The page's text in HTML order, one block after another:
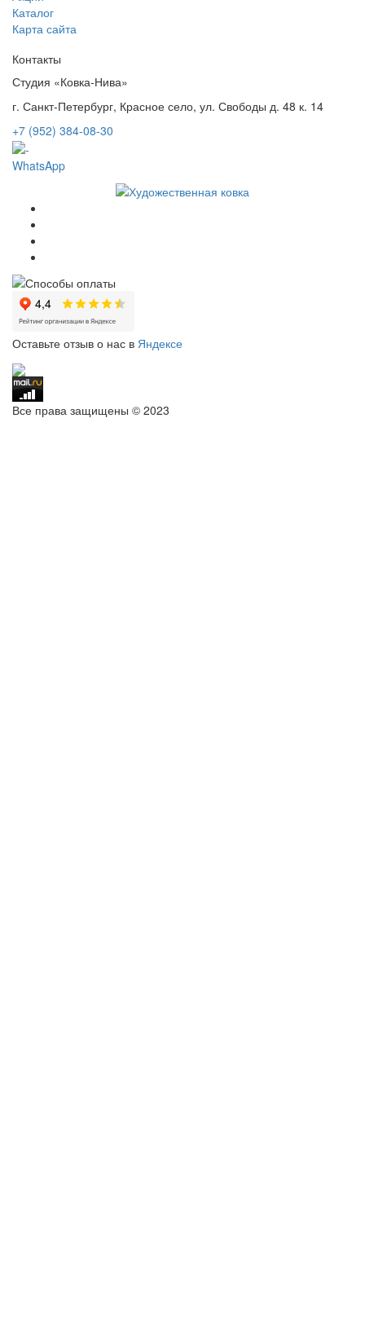
Каталог
Карта сайта
Контакты
Студия «Ковка-Нива»
г. Санкт-Петербург, Красное село, ул. Свободы д. 48 к. 14
+7 (952) 384-08-30
WhatsApp
Оставьте отзыв о нас в Яндексе
Все права защищены © 2023